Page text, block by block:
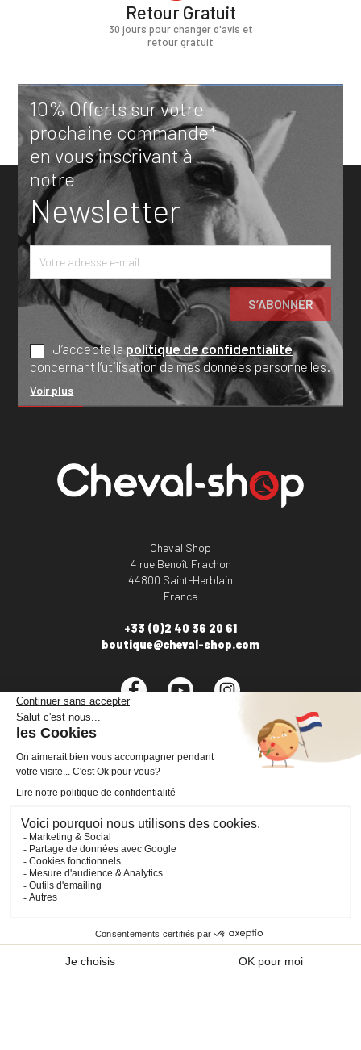
Retour Gratuit
30 jours pour changer d'avis et
retour gratuit
10% Offerts sur votre
prochaine commande*
en vous inscrivant à
notre
Newsletter
J’accepte lapolitique de confidentialité
concernant l’utilisation de mes données personnelles.
Voir plus
Cheval Shop
4 rue Benoît Frachon
44800 Saint-Herblain
France
+33 (0)2 40 36 20 61
boutique@cheval-shop.com
Facebook YouTube

INFORMATIONS
PRODUITS 
NOS SERVICES
Plan du site Cookies
© 2026 - CHEVAL SHOP